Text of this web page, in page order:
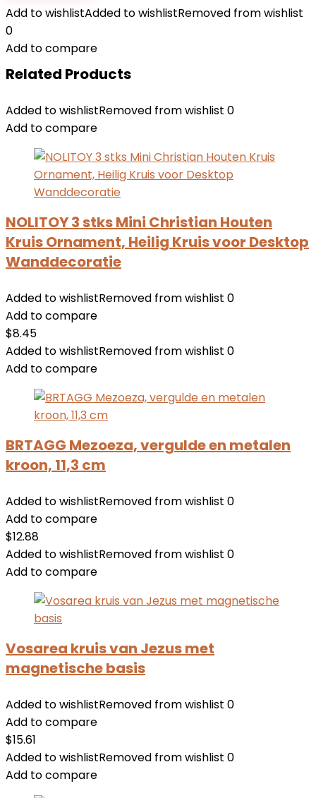
Add to wishlistAdded to wishlistRemoved from wishlist
0
Add to compare
Related Products
Added to wishlistRemoved from wishlist 0
Add to compare
NOLITOY 3 stks Mini Christian Houten
Kruis Ornament, Heilig Kruis voor Desktop
Wanddecoratie
Added to wishlistRemoved from wishlist 0
Add to compare
$8.45
Added to wishlistRemoved from wishlist 0
Add to compare
BRTAGG Mezoeza, vergulde en metalen
kroon, 11,3 cm
Added to wishlistRemoved from wishlist 0
Add to compare
$12.88
Added to wishlistRemoved from wishlist 0
Add to compare
Vosarea kruis van Jezus met
magnetische basis
Added to wishlistRemoved from wishlist 0
Add to compare
$15.61
Added to wishlistRemoved from wishlist 0
Add to compare